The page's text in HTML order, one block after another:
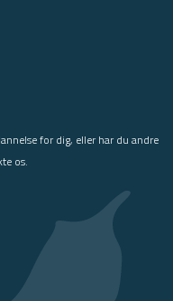
for dig, eller har du andre
os.